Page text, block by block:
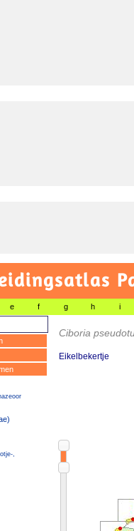
e f g h i
,
Ciboria
Eikelbekertje